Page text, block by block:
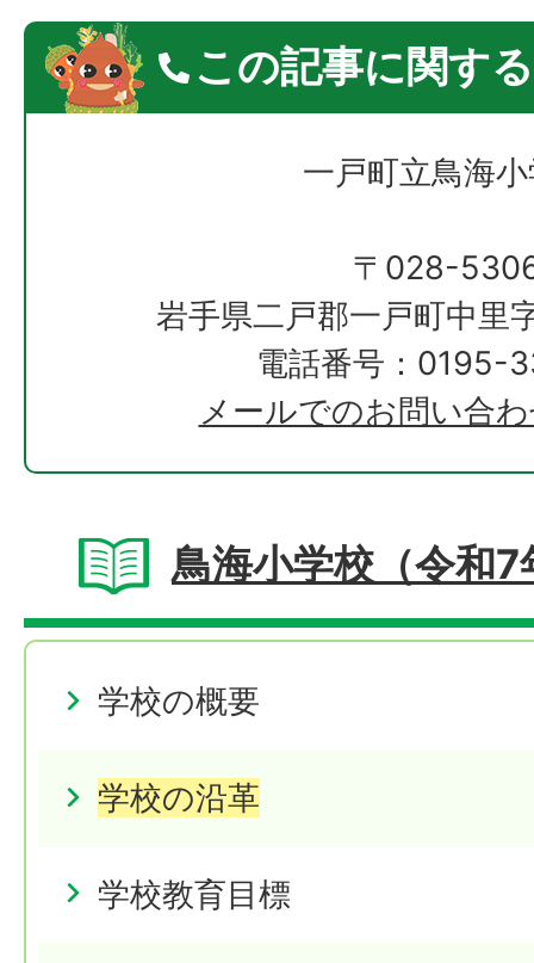
この記事に関す
一戸町立鳥海
〒028-
岩手県二戸郡一戸町中里
電話番号：0195-
メールでのお問い合
鳥海小学校（令和7
学校の概要
学校の沿革
学校教育目標